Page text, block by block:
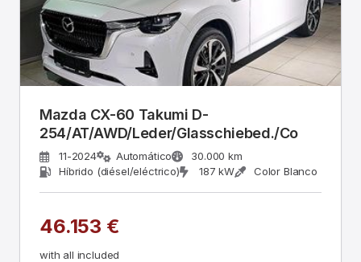
Mazda CX-60 Takumi D-
254/AT/AWD/Leder/Glasschiebed./Co
11-2024 Automático
30.000 km
Híbrido (diésel/eléctrico)
187 kW Color Blanco
46.153 €
with all included